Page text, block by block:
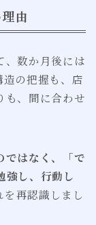
由
、数か月後には
の把握も、店
も、間に合わせ
ではなく、「で
強し、行動し
再認識しまし